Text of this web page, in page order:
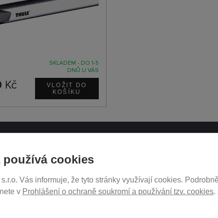
SKLADEM - DO 1-5
DNŮ U VÁS
Kč
používá cookies
Vás informuje, že tyto stránky využívají cookies.
v Prohlášení o ochraně soukromí a používání tzv. cookies.